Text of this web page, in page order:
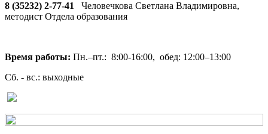
8 (35232) 2-77-41 Человечкова Светлана Владимировна,
методист Отдела образования
Время работы: Пн.–пт.: 8:00-16:00, обед: 12:00–13:00
Сб. - вс.: выходные